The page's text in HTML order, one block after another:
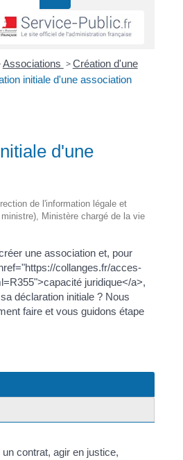
Associations >Création d'une
initiale d'une association
d'une
de l'information légale et
Ministère chargé de la vie
une association et, pour
collanges.fr/acces-
juridique</a>,
déclaration initiale ? Nous
faire et vous guidons étape
contrat, agir en justice,